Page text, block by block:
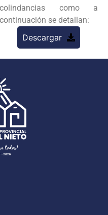
colindancias como a
continuación se detallan:
Descargar